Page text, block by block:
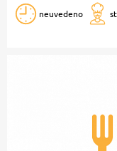
neuvedeno